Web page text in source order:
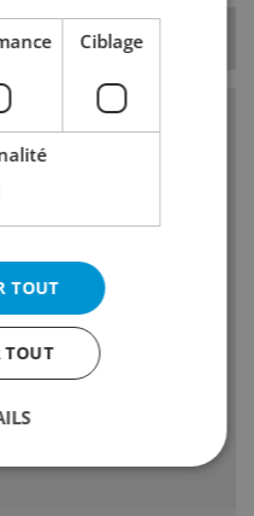
en bouche :
résiduelle
Ciblage
TOUT
TOUT